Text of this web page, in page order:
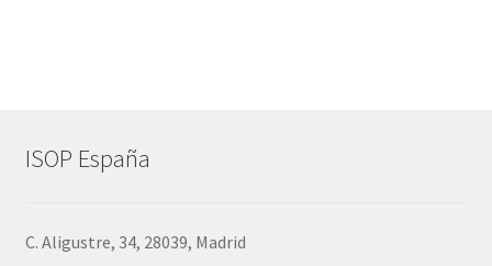
ISOP España
C. Aligustre, 34, 28039, Madrid